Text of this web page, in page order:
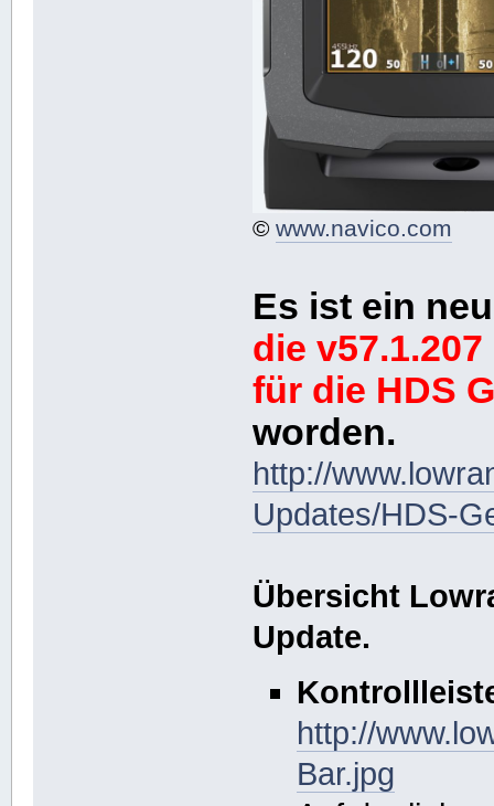
©www.navico.com
Es ist ein
die v57.1.207
für die HDS
worden.
http://
Updates/HDS-
Übersicht
Update.
http://
Bar.jpg